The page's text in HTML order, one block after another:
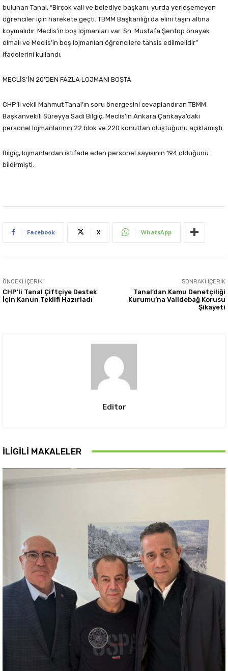
bulunan Tanal, “Birçok vali ve belediye başkanı, yurda yerleşemeyen
öğrenciler için harekete geçti. TBMM Başkanlığı da elini taşın altına
koymalıdır. Meclis’in boş lojmanları var. Sn. Mustafa Şentop önayak
olmalı ve Meclis’in boş lojmanları öğrencilere tahsis edilmelidir”
ifadelerini kullandı.
MECLİS’İN 20’DEN FAZLA LOJMANI BOŞTA
CHP’li vekil Mahmut Tanal’ın soru önergesini cevaplandıran TBMM
Başkanvekili Süreyya Sadi Bilgiç, Meclis’in Ankara Çankaya’daki
personel lojmanlarının 22 blok ve 220 konuttan oluştuğunu açıklamıştı.
Bilgiç, lojmanlardan istifade eden personel sayısının 194 olduğunu
bildirmişti.
Facebook X WhatsApp
ÖNCEKI İÇERIK
CHP’li Tanal Çiftçiye Destek
İçin Kanun Teklifi Hazırladı
SONRAKI İÇERIK
Tanal’dan Kamu Denetçiliği
Kurumu’na Validebağ Korusu
Şikayeti
Editor
İLIGILI MAKALELER